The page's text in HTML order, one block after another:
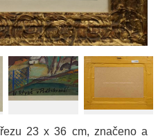
23 x 36 cm, značeno a